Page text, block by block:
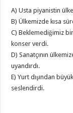
A) Usta piyanistin
B) Ülkemizde kısa
C) Beklemediğimiz
konser verdi.
D) Sanatçının
uyandırdı.
E) Yurt dışından
seslendirdi.